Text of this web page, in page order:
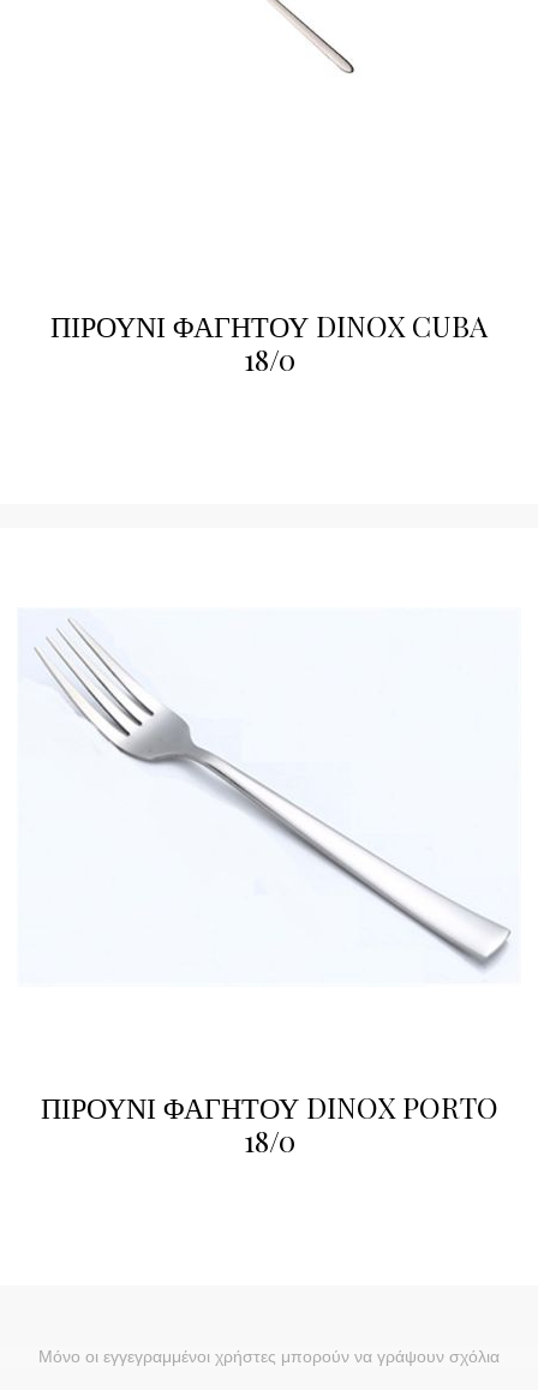
ΠΙΡΟΥΝΙ ΦΑΓΗΤΟΥ DINOX CUBA
18/0
ΠΙΡΟΥΝΙ ΦΑΓΗΤΟΥ DINOX PORTO
18/0
Μόνο οι εγγεγραμμένοι χρήστες μπορούν να γράψουν σχόλια